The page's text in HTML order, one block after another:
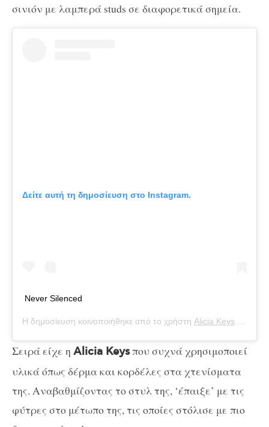
σινιόν με λαμπερά studs σε διαφορετικά σημεία.
Δείτε αυτή τη δημοσίευση στο Instagram.
Never Silenced
Η δημοσίευση κοινοποιήθηκε από το χρήστη Alicia Keys
Σειρά είχε η Alicia Keysπου συχνά χρησιμοποιεί
υλικά όπως δέρμα και κορδέλες στα χτενίσματα
της. Αναβαθμίζοντας το στυλ της, ‘έπαιξε’ με τις
φύτρες στο μέτωπο της, τις οποίες στόλισε με πιο